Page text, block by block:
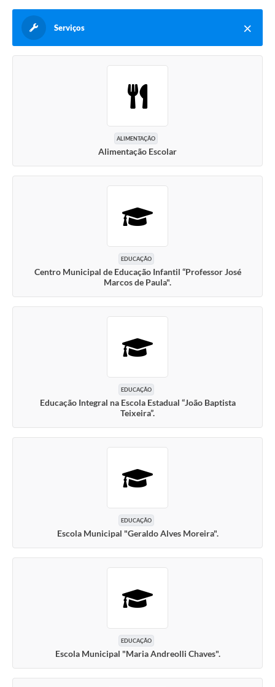
Serviços
ALIMENTAÇÃO
Alimentação Escolar
EDUCAÇÃO
Centro Municipal de Educação Infantil “Professor José
Marcos de Paula".
EDUCAÇÃO
Educação Integral na Escola Estadual “João Baptista
Teixeira”.
EDUCAÇÃO
Escola Municipal "Geraldo Alves Moreira".
EDUCAÇÃO
Escola Municipal "Maria Andreolli Chaves".